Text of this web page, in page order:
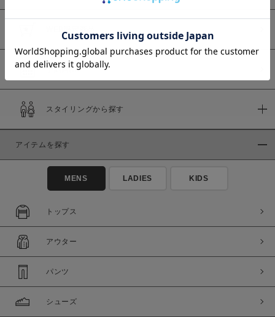
商品タイプ
通常商品
セール価格
在庫
在庫あり
予約商品
スタイリングから探す
アイテムを探す
MENS LADIES KIDS
トップス
アウター
パンツ
シューズ